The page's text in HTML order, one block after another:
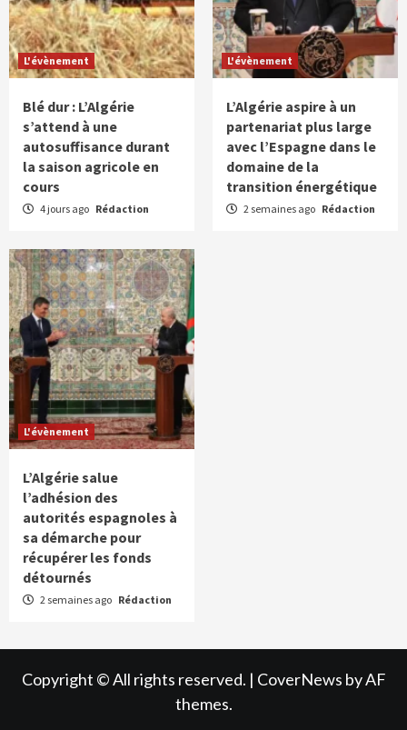
L'évènement
Blé dur : L’Algérie
s’attend à une
autosuffisance durant
la saison agricole en
cours
4 jours ago Rédaction
L'évènement
L’Algérie aspire à un
partenariat plus large
avec l’Espagne dans le
domaine de la
transition énergétique
2 semaines ago Rédaction
L'évènement
L’Algérie salue
l’adhésion des
autorités espagnoles à
sa démarche pour
récupérer les fonds
détournés
2 semaines ago Rédaction
Copyright © All rights reserved. | CoverNews by AF
themes.